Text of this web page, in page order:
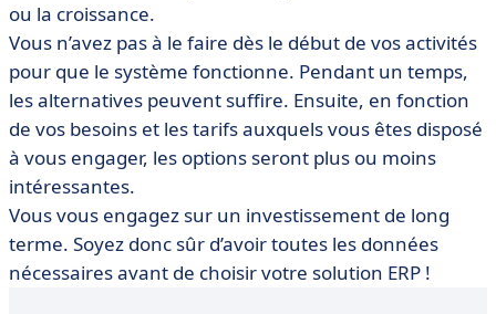
ou la croissance.
Vous n’avez pas à le faire dès le début de vos activités
pour que le système fonctionne. Pendant un temps,
les alternatives peuvent suffire. Ensuite, en fonction
de vos besoins et les tarifs auxquels vous êtes disposé
à vous engager, les options seront plus ou moins
intéressantes.
Vous vous engagez sur un investissement de long
terme. Soyez donc sûr d’avoir toutes les données
nécessaires avant de choisir votre solution ERP !